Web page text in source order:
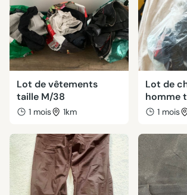
Lot de vêtements
taille M/38
1 mois 1km
Lot de
homme
1 mois